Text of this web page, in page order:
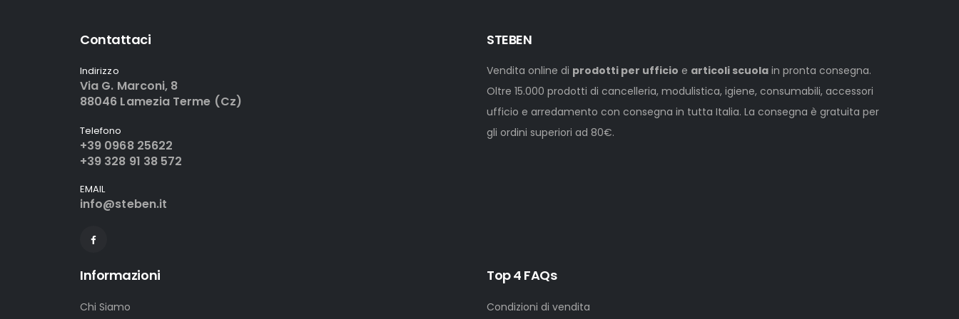
Contattaci
Indirizzo
Via G. Marconi, 8
88046 Lamezia Terme (Cz)
Telefono
+39 0968 25622
+39 328 91 38 572
EMAIL
info@steben.it
STEBEN
Vendita online di prodotti per ufficio e articoli scuola in pronta consegna.
Oltre 15.000 prodotti di cancelleria, modulistica, igiene, consumabili, accessori
ufficio e arredamento con consegna in tutta Italia. La consegna è gratuita per
gli ordini superiori ad 80€.
Informazioni
Chi Siamo
Top 4 FAQs
Condizioni di vendita